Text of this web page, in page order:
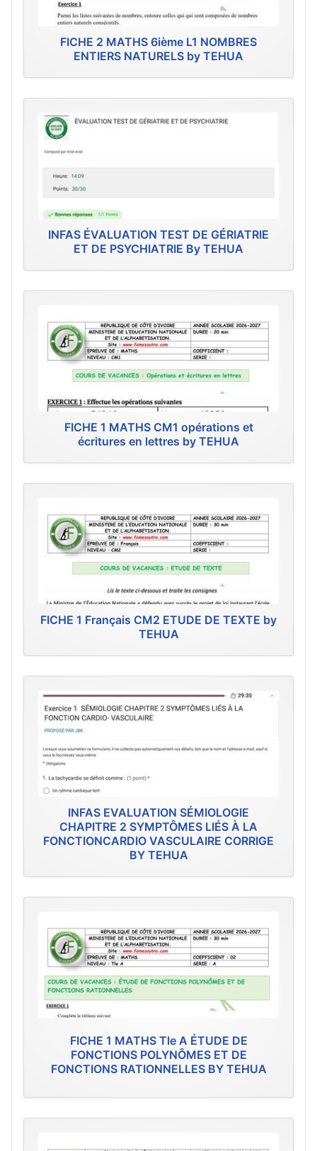
FICHE 2 MATHS 6ième L1 NOMBRES
ENTIERS NATURELS by TEHUA
INFAS ÉVALUATION TEST DE GÉRIATRIE
ET DE PSYCHIATRIE By TEHUA
FICHE 1 MATHS CM1 opérations et
écritures en lettres by TEHUA
FICHE 1 Français CM2 ETUDE DE TEXTE by
TEHUA
INFAS EVALUATION SÉMIOLOGIE
CHAPITRE 2 SYMPTÔMES LIÉS À LA
FONCTIONCARDIO VASCULAIRE CORRIGE
BY TEHUA
FICHE 1 MATHS Tle A ÉTUDE DE
FONCTIONS POLYNÔMES ET DE
FONCTIONS RATIONNELLES BY TEHUA